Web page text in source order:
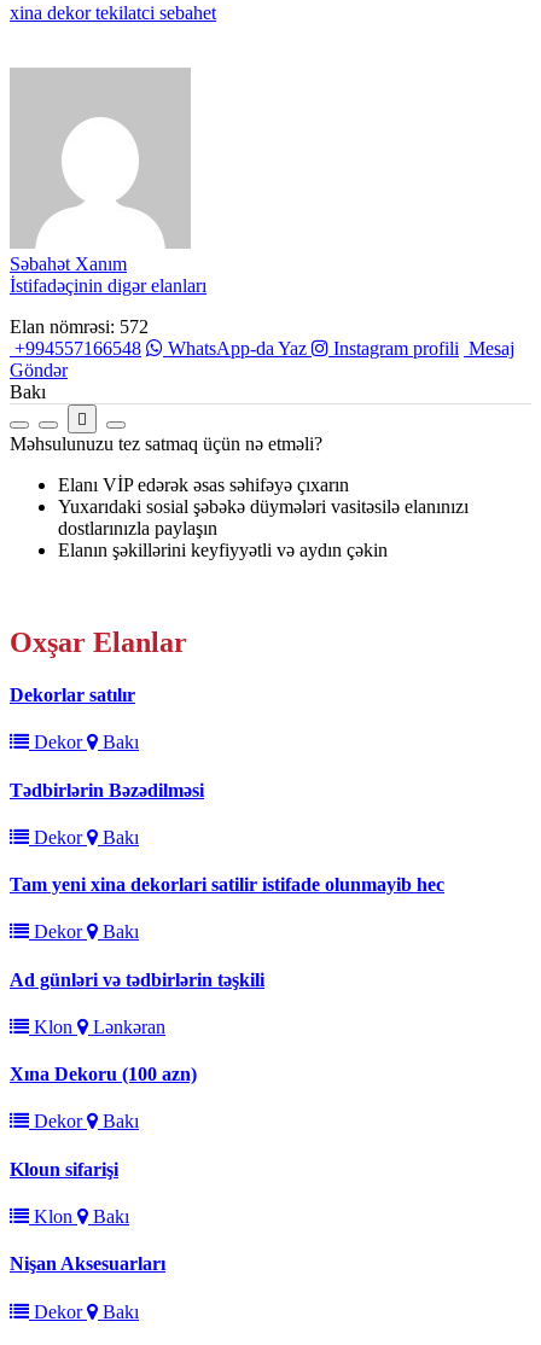
xina dekortekilatci sebahet
Səbahət Xanım
İstifadəçinin digər elanları
Elan nömrəsi: 572
+994557166548
WhatsApp-da Yaz Instagram profili Mesaj
Göndər
Bakı
Məhsulunuzu tez satmaq üçün nə etməli?
Elanı VİP edərək əsas səhifəyə çıxarın
Yuxarıdaki sosial şəbəkə düymələri vasitəsilə elanınızı
dostlarınızla paylaşın
Elanın şəkillərini keyfiyyətli və aydın çəkin
Oxşar Elanlar
Dekorlar satılır
Dekor Bakı
Tədbirlərin Bəzədilməsi
Dekor Bakı
Tam yeni xina dekorlari satilir istifade olunmayib hec
Dekor Bakı
Ad günləri və tədbirlərin təşkili
Klon Lənkəran
Xına Dekoru (100 azn)
Dekor Bakı
Kloun sifarişi
Klon Bakı
Nişan Aksesuarları
Dekor Bakı